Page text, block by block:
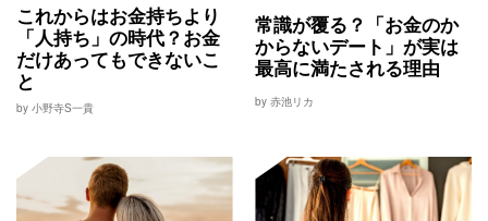
これからはお金持ちより
「人持ち」の時代？お金
だけあってもできないこ
と
by 小野寺S一貴
常識が覆る？「お金のか
からないデート」が実は
最高に満たされる理由
by 赤池リカ